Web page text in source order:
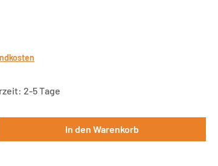
2-5 Tage
den gewünschten Wert ein
In den Warenkorb